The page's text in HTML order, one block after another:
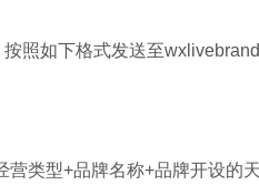
照如下格式发送至
营类型+品牌名称+品牌开设的